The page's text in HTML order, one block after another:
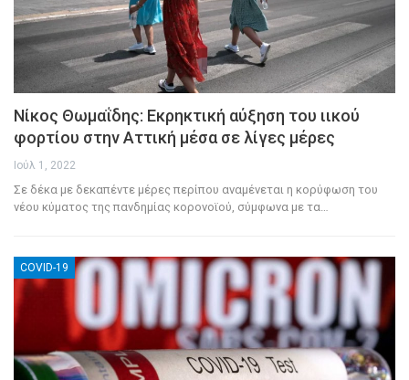
Νίκος Θωμαΐδης: Εκρηκτική αύξηση του ιικού
φορτίου στην Αττική μέσα σε λίγες μέρες
Ιούλ 1, 2022
Σε δέκα με δεκαπέντε μέρες περίπου αναμένεται η κορύφωση του
νέου κύματος της πανδημίας κορονοϊού, σύμφωνα με τα…
COVID-19